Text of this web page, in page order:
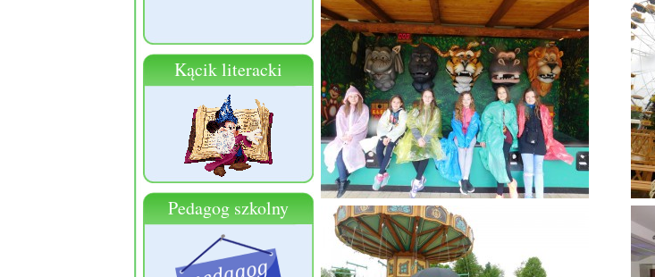
Kącik literacki
Pedagog szkolny